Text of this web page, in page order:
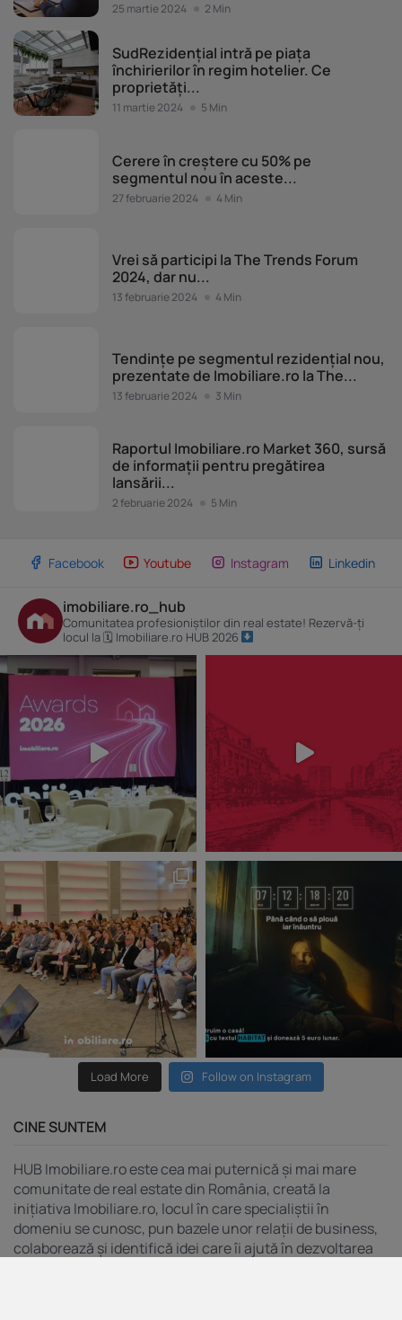
25 martie 2024 2 Min
SudRezidențial intră pe piața
închirierilor în regim hotelier. Ce
proprietăți...
11 martie 2024 5 Min
Cerere în creștere cu 50% pe
segmentul nou în aceste...
27 februarie 2024 4 Min
Vrei să participi la The Trends Forum
2024, dar nu...
13 februarie 2024 4 Min
Tendințe pe segmentul rezidențial nou,
prezentate de Imobiliare.ro la The...
13 februarie 2024 3 Min
Raportul Imobiliare.ro Market 360, sursă
de informații pentru pregătirea
lansării...
2 februarie 2024 5 Min
Facebook Youtube Instagram Linkedin
imobiliare.ro_hub
Comunitatea profesioniștilor din real estate! Rezervă-ți
locul la 🗓 Imobiliare.ro HUB 2026
Load More Follow on Instagram
CINE SUNTEM
HUB Imobiliare.ro este cea mai puternică și mai mare
comunitate de real estate din România, creată la
inițiativa Imobiliare.ro, locul în care specialiștii în
domeniu se cunosc, pun bazele unor relații de business,
colaborează și identifică idei care îi ajută în dezvoltarea